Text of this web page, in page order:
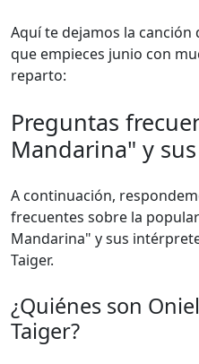
Aquí te dejamos la
que empieces junio con
reparto:
Preguntas
Mandarina" y
A continuación,
frecuentes sobre la
Mandarina" y sus
Taiger.
¿Quiénes son
Taiger?